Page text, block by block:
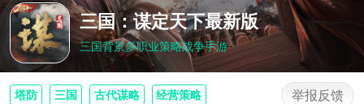
三国：谋定天下最新版
三国背景多职业策略战争手游
塔防 三国 古代谋略 经营策略 举报反馈